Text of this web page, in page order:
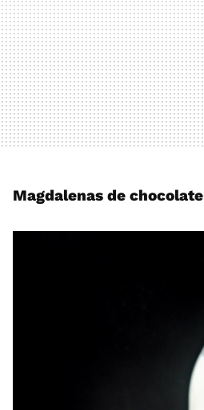
Magdalenas de chocolate